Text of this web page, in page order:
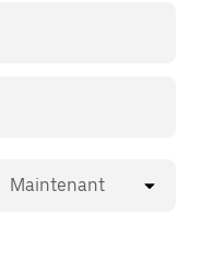
Maintenant